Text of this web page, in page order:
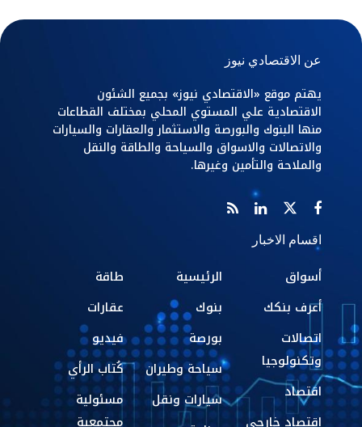
عن الاقتصادي نيوز
يهتم موقع «الاقتصادي نيوز» بجميع الشئون
الاقتصادية علي المستوي المحلي بمختلف القطاعات
منها البنوك والبورصة والاستثمار والعقارات والسيارات
والاتصالات والاسواق والسياحة والطاقة والنقل
والملاحة والتأمين وغيرها.
اقسام الاخبار
أسواق
أعرف بنكك
اتصالات
وتكنولوجيا
اقتصاد
اقتصاد خارجي
الرئيسية
بنوك
بورصة
سياحة وطيران
سيارات ونقل
طاقة
عقارات
فيديو
كُتاب الرأي
مسئولية
مجتمعية